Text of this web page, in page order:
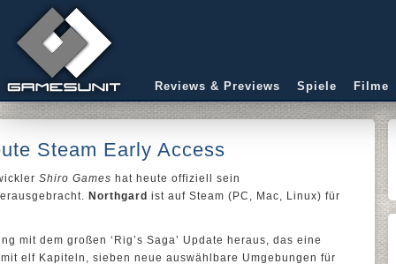
Reviews & Previews Spiele Filme
Steam Early Access
Shiro Games hat heute offiziell sein
Northgard ist auf Steam (PC, Mac, Linux) für
mit dem großen ‘Rig’s Saga’ Update heraus, das eine
elf Kapiteln, sieben neue auswählbare Umgebungen für